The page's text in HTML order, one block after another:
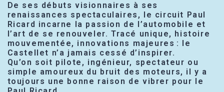
De ses débuts visionnaires à ses
renaissances spectaculaires, le circuit Paul
Ricard incarne la passion de l’automobile et
l’art de se renouveler. Tracé unique, histoire
mouvementée, innovations majeures : le
Castellet n’a jamais cessé d’inspirer.
Qu’on soit pilote, ingénieur, spectateur ou
simple amoureux du bruit des moteurs, il y a
toujours une bonne raison de vibrer pour le